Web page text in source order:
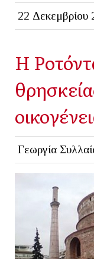
22 Δεκεμβρίου
Η
Γεωργία